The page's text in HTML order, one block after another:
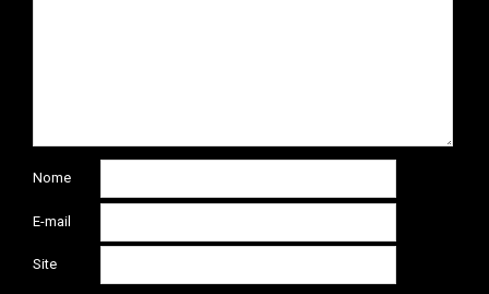
Nome
E-mail
Site